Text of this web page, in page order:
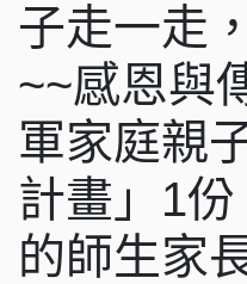
子走一走
~~感恩與
軍家庭親
計畫」1
的師生家